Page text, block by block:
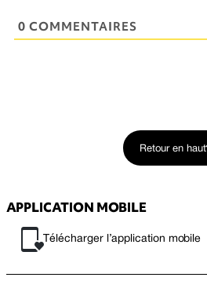
0 COMMENTAIRES
Retour en haut
APPLICATION MOBILE
Télécharger l’application mobile